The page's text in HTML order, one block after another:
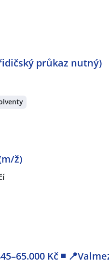
průkaz nutný)
ž)
Kč ◾